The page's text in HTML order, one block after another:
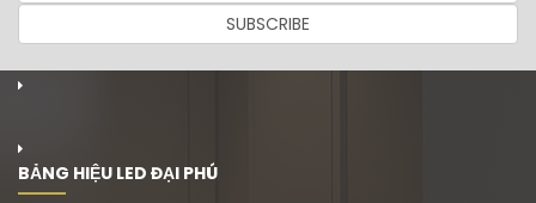
SUBSCRIBE
BẢNG HIỆU LED ĐẠI PHÚ